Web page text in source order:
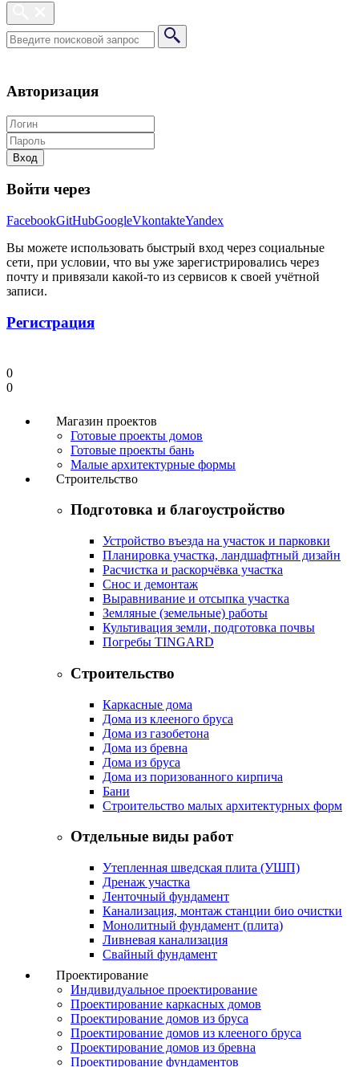
Авторизация
Вход
Войти через
FacebookGitHubGoogleVkontakteYandex
Вы можете использовать быстрый вход через социальные
сети, при условии, что вы уже зарегистрировались через
почту и привязали какой-то из сервисов к своей учётной
записи.
Регистрация
0
0
Магазин проектов
Готовые проекты домов
Готовые проекты бань
Малые архитектурные формы
Строительство
Подготовка и благоустройство
Устройство въезда на участок и парковки
Планировка участка, ландшафтный дизайн
Расчистка и раскорчёвка участка
Снос и демонтаж
Выравнивание и отсыпка участка
Земляные (земельные) работы
Культивация земли, подготовка почвы
Погребы TINGARD
Строительство
Каркасные дома
Дома из клееного бруса
Дома из газобетона
Дома из бревна
Дома из бруса
Дома из поризованного кирпича
Бани
Строительство малых архитектурных форм
Отдельные виды работ
Утепленная шведская плита (УШП)
Дренаж участка
Ленточный фундамент
Канализация, монтаж станции био очистки
Монолитный фундамент (плита)
Ливневая канализация
Свайный фундамент
Проектирование
Индивидуальное проектирование
Проектирование каркасных домов
Проектирование домов из бруса
Проектирование домов из клееного бруса
Проектирование домов из бревна
Проектирование фундаментов